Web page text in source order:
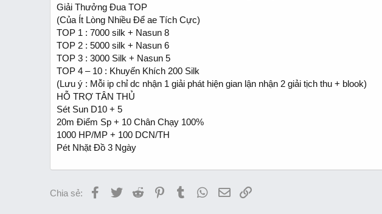
Giải Thưởng Đua TOP
(Của Ít Lòng Nhiều Để ae Tích Cực)
TOP 1 : 7000 silk + Nasun 8
TOP 2 : 5000 silk + Nasun 6
TOP 3 : 3000 Silk + Nasun 5
TOP 4 – 10 : Khuyến Khích 200 Silk
(Lưu ý : Mỗi ip chỉ dc nhận 1 giải phát hiện gian lận nhận 2 giải tịch thu + blook)
HỖ TRỢ TÂN THỦ
Sét Sun D10 + 5
20m Điểm Sp + 10 Chân Chạy 100%
1000 HP/MP + 100 DCN/TH
Pét Nhặt Đồ 3 Ngày
Chia sẻ: Facebook
TwitterReddit PinterestTumblr WhatsApp
EmailLink